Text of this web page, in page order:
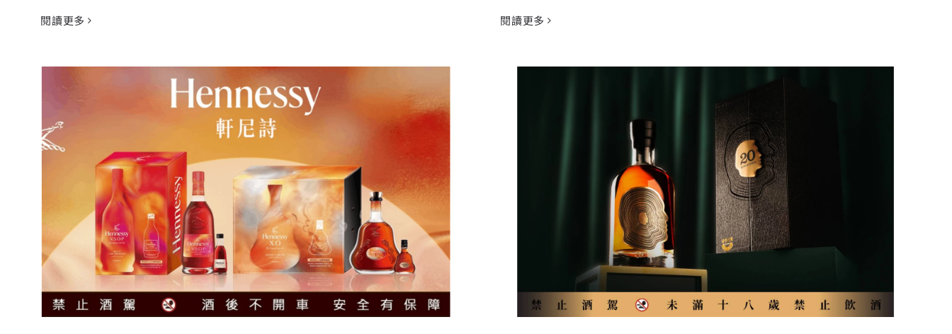
閱讀更多 閱讀更多
軒尼詩中秋限定禮盒上市 經典瓶與隨身瓶雙瓶限量
組合
20年釀一刻！金色三麥以風味傳承揭開世代交會的
黃金時刻